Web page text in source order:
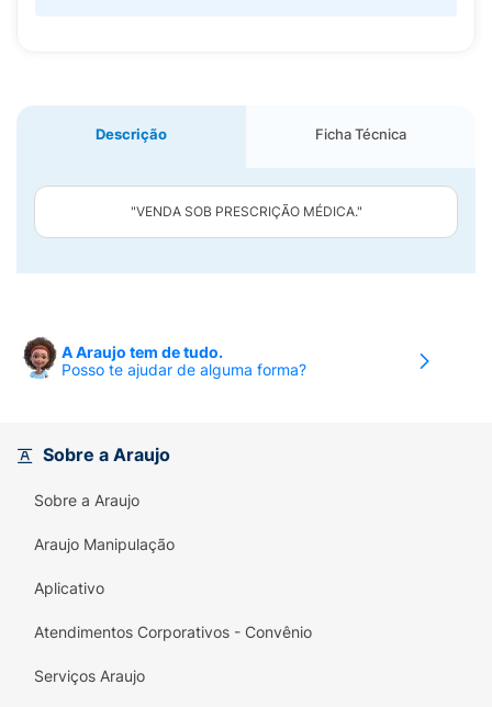
Descrição Ficha Técnica
"VENDA SOB PRESCRIÇÃO MÉDICA."
A Araujo tem de tudo.
Posso te ajudar de alguma forma?
Sobre a Araujo
Sobre a Araujo
Araujo Manipulação
Aplicativo
Atendimentos Corporativos - Convênio
Serviços Araujo